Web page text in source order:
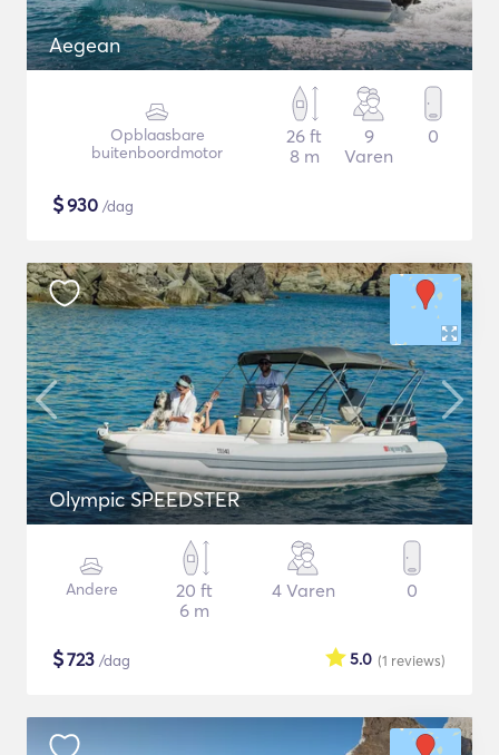
Aegean
Opblaasbare
buitenboordmotor
26 ft
8 m
9
Varen
0
$930 /dag
Olympic SPEEDSTER
Andere
20 ft
6 m
4 Varen 0
$723 /dag (1 reviews)
5.0